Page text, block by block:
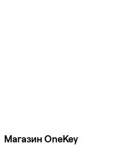
Магазин OneKey